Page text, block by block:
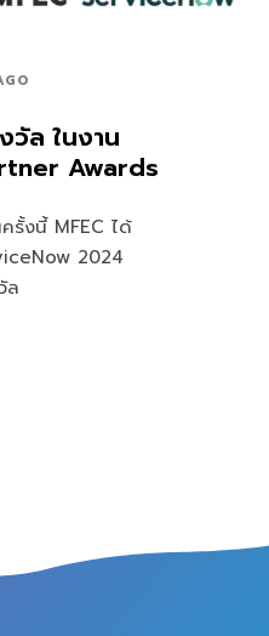
วัล ในงาน
Awards
รั้งนี้ MFEC ได้
2024
ล